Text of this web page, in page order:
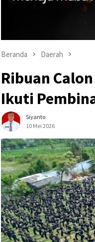
Beranda Daerah
Ribuan
Ikuti
Siyanto
10 Mei 2026